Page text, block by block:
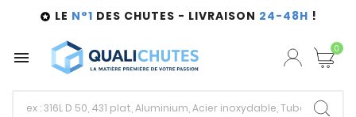
 LE N°1 DES CHUTES - LIVRAISON 24-48H !
 0